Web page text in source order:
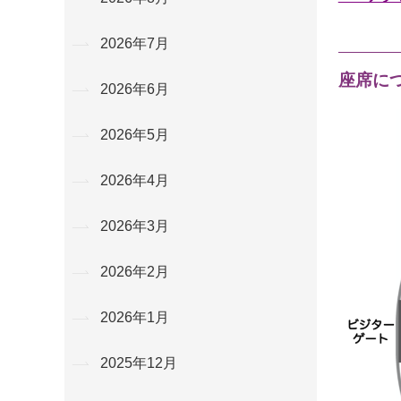
座席に
2026年7月
2026年6月
2026年5月
2026年4月
2026年3月
2026年2月
2026年1月
2025年12月